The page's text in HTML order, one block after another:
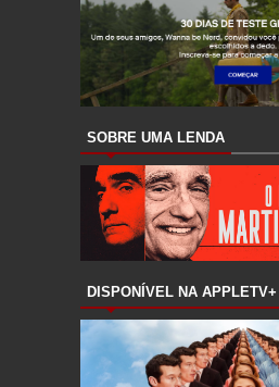
SOBRE UMA LENDA
DISPONÍVEL NA APPLETV+